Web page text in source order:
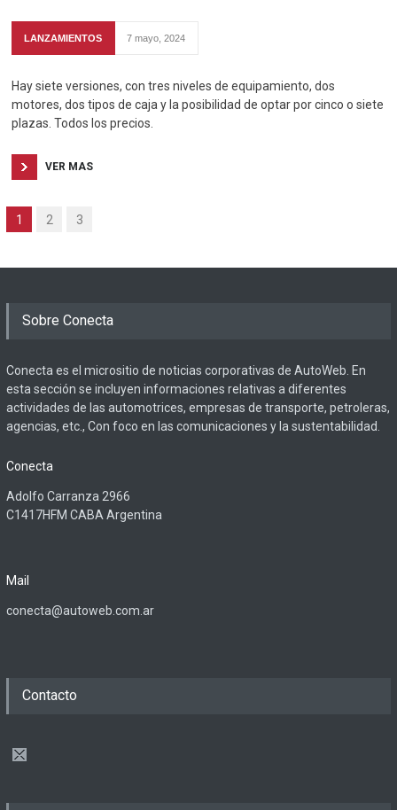
LANZAMIENTOS 7 mayo, 2024
Hay siete versiones, con tres niveles de equipamiento, dos
motores, dos tipos de caja y la posibilidad de optar por cinco o siete
plazas. Todos los precios.
VER MAS
1 2 3
Sobre Conecta
Conecta es el micrositio de noticias corporativas de AutoWeb. En
esta sección se incluyen informaciones relativas a diferentes
actividades de las automotrices, empresas de transporte, petroleras,
agencias, etc., Con foco en las comunicaciones y la sustentabilidad.
Conecta
Adolfo Carranza 2966
C1417HFM CABA Argentina
Mail
conecta@autoweb.com.ar
Contacto